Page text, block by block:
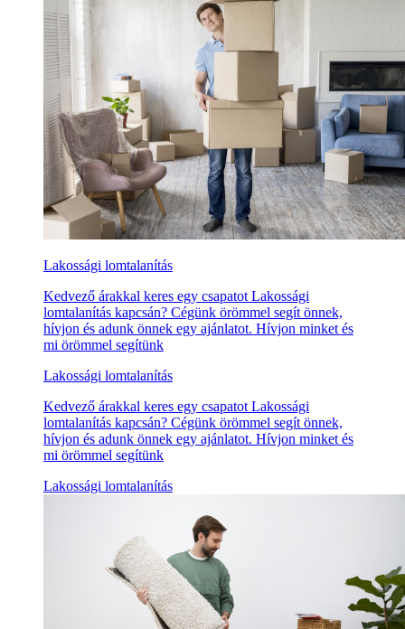
Lakossági lomtalanítás
Kedvező árakkal keres egy csapatot Lakossági
lomtalanítás kapcsán? Cégünk örömmel segít önnek,
hívjon és adunk önnek egy ajánlatot. Hívjon minket és
mi örömmel segítünk
Lakossági lomtalanítás
Kedvező árakkal keres egy csapatot Lakossági
lomtalanítás kapcsán? Cégünk örömmel segít önnek,
hívjon és adunk önnek egy ajánlatot. Hívjon minket és
mi örömmel segítünk
Lakossági lomtalanítás